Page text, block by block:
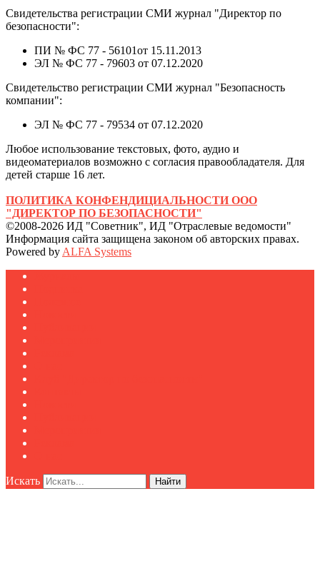
Свидетельства регистрации СМИ журнал "Директор по
безопасности":
ПИ № ФС 77 - 56101от 15.11.2013
ЭЛ № ФС 77 - 79603 от 07.12.2020
Свидетельство регистрации СМИ журнал "Безопасность
компании":
ЭЛ № ФС 77 - 79534 от 07.12.2020
Любое использование текстовых, фото, аудио и
видеоматериалов возможно с согласия правообладателя. Для
детей старше 16 лет.
ПОЛИТИКА КОНФЕНДИЦИАЛЬНОСТИ ООО
"ДИРЕКТОР ПО БЕЗОПАСНОСТИ"
©2008-2026 ИД "Советник", ИД "Отраслевые ведомости"
Информация сайта защищена законом об авторских правах.
Powered by ALFA Systems
Искать Найти